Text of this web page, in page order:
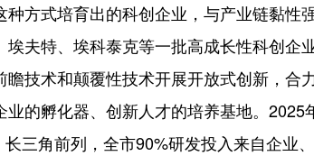
种方式培育出的科创企业，与产业链黏性
埃夫特、埃科泰克等一批高成长性科创
瞻技术和颠覆性技术开展开放式创新，合
业的孵化器、创新人才的培养基地。
三角前列，全市90%研发投入来自企业